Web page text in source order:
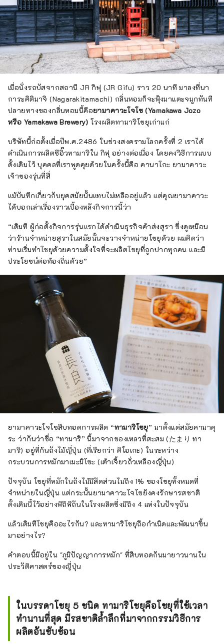
เมื่อนั่งรถบัสจากสถานี JR กิฟุ (JR Gifu) ราว 20 นาที มาลงที่นา
การะคิติมาจิ (Nagarakitamachi) กลิ่นหอมก็จะฟุ้งมาแตะจมูกทันที
ปลายทางของกลิ่นหอมนี้คือยามาคาวะโจโซ (Yamakawa Jozo
หรือ Yamakawa Brewery) โรงผลิตทามาริโชยุเก่าแก่
บริษัทนี้ก่อตั้งเมื่อปีพ.ศ.2486 ในช่วงสงครามโลกครั้งที่ 2 เราได้
ดำเนินการผลิตซีอิ๊วทามาริใน กิฟุ อย่างต่อเนื่อง โดยคงวิธีการแบบ
ดั้งเดิมไว้ บุคคลที่เราพูดคุยด้วยในครั้งนี้คือ คานาโกะ ยามาคาวะ
เจ้าของรุ่นที่สี่
แม้บันทึกเกี่ยวกับยุคสมัยนั้นแทบไม่เหลืออยู่แล้ว แต่คุณยามาคาวะ
ได้บอกเล่าเรื่องราวเบื้องหลังกิจการนี้ว่า
“เดิมที ผู้ก่อตั้งกิจการรุ่นแรกได้ดำเนินธุรกิจค้าส่งสุรา ซึ่งดูเหมือน
ว่าร้านจำหน่ายสุราในสมัยนั้นจะวางจำหน่ายโชยุด้วย ผมคิดว่า
ท่านเริ่มทำโชยุด้วยความตั้งใจที่จะผลิตโชยุที่ถูกปากทุกคน และมี
ประโยชน์ต่อท้องถิ่นด้วย”
ยามาคาวะโจโซสืบทอดการผลิต “ทามาริโชยุ” มาตั้งแต่สมัยคามาคุ
ระ ว่ากันว่าชื่อ “ทามาริ” นี้มาจากของเหลวที่สะสม (たまり ทา
มาริ) อยู่ที่ก้นถังไม้ญี่ปุ่น (ที่เรียกว่า คิโอเกะ) ในระหว่าง
กระบวนการหมักมาเมะมิโซะ (เต้าเจี้ยวถั่วเหลืองญี่ปุ่น)
ปัจจุบัน โชยุที่หมักในถังไม้มีสัดส่วนไม่ถึง 1% ของโชยุทั้งหมดที่
จำหน่ายในญี่ปุ่น แต่กระนั้นยามาคาวะโจโซยังคงรักษารสชาติ
ดั้งเดิมนี้ไว้อย่างพิถีพิถันในโรงผลิตซึ่งมีถึง 4 แห่งในปัจจุบัน
แล้วเดิมทีโชยุคืออะไรกัน? และทามาริโชยุถือกำเนิดและพัฒนาขึ้น
มาอย่างไร?
คำตอบนี้มีอยู่ใน "ภูมิปัญญาการหมัก" ที่สืบทอดกันมายาวนานใน
ประวัติศาสตร์ของญี่ปุ่น
ในบรรดาโชยุ 5 ชนิด ทามาริโชยุคือโชยุที่ใช้เวลา
ทำนานที่สุด มีรสชาติล้ำลึกที่มาจากกรรมวิธีการ
ผลิตอันซับซ้อน